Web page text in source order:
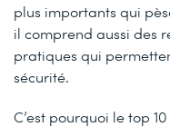
plus importants qui
il comprend aussi des
pratiques qui
sécurité.
C’est pourquoi le top